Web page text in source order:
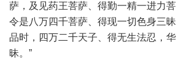
萨，及见药王菩萨、得勤一精一进力
令是八万四千菩萨、得现一切色身三
品时，四万二千天子、得无生法忍，
昧。”